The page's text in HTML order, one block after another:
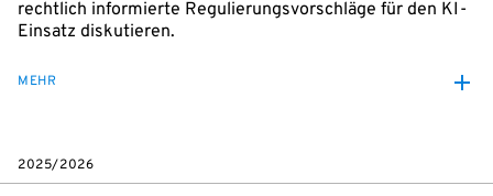
rechtlich informierte Regulierungsvorschläge für den KI-
Einsatz diskutieren.
MEHR
2025/2026